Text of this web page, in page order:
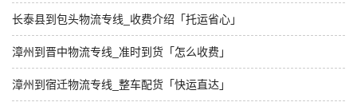
长泰县到包头物流专线_收费介绍「托运省心」
漳州到晋中物流专线_准时到货「怎么收费」
漳州到宿迁物流专线_整车配货「快运直达」